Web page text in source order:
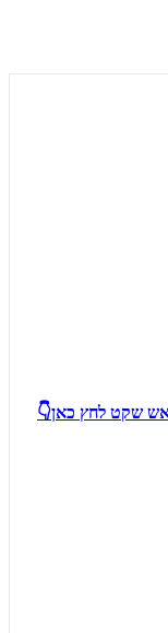
שקט לחץ כאן👇